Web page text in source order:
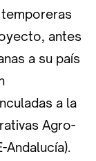
antes
a su país
a la
Agro-
Andalucía).